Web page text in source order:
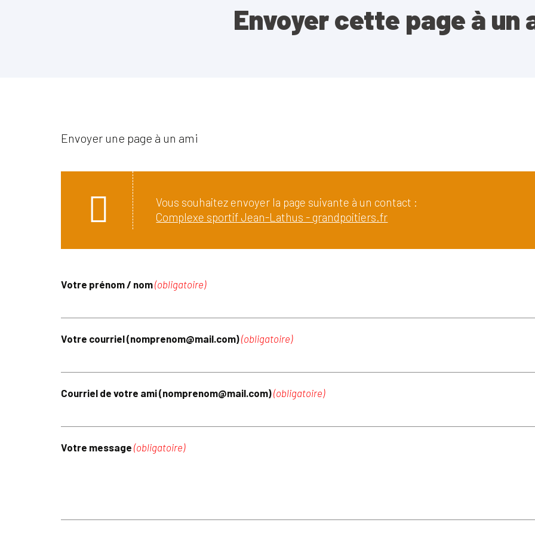
Envoyer cette page à un
Envoyer une page à un ami
Vous souhaitez envoyer la page suivante à un contact :
Complexe sportif Jean-Lathus - grandpoitiers.fr
Votre prénom / nom(obligatoire)
Votre courriel (nomprenom@mail.com)(obligatoire)
Courriel de votre ami (nomprenom@mail.com)(obligatoire)
Votre message (obligatoire)